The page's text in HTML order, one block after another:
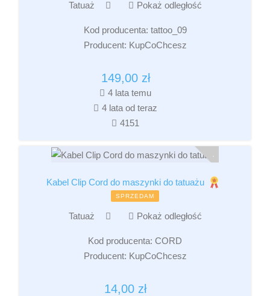
Tatuaż Pokaż odległość
Kod producenta: tattoo_09
Producent: KupCoChcesz
149,00 zł
4 lata temu
4 lata od teraz
4151
Kabel Clip Cord do maszynki do tatuażu
SPRZEDAM
Tatuaż Pokaż odległość
Kod producenta: CORD
Producent: KupCoChcesz
14,00 zł